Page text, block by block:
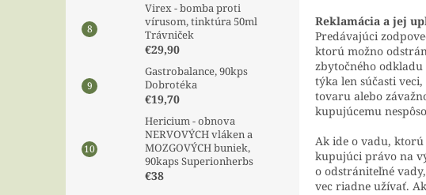
Virex - bomba proti
vírusom, tinktúra 50ml
Trávniček
€29,90
Gastrobalance, 90kps
Dobrotéka
€19,70
Hericium - obnova
NERVOVÝCH vláken a
MOZGOVÝCH buniek,
90kaps Superionherbs
€38
Reklamácia a jej
Predávajúci
ktorú možno
zbytočného
týka len súčasti
tovaru alebo
kupujúcemu
Ak ide o vadu,
kupujúci právo na
o odstrániteľné
vec riadne užívať.